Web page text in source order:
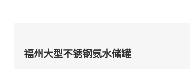
福州大型不锈钢氨水储罐